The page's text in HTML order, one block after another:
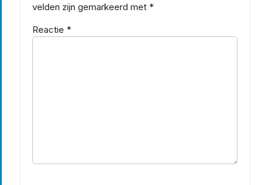
velden zijn gemarkeerd met *
Reactie *